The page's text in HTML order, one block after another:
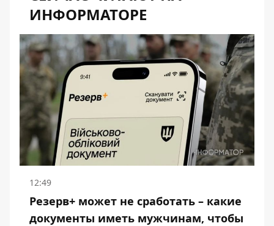
ИНФОРМАТОРЕ
12:49
Резерв+ может не сработать – какие
документы иметь мужчинам, чтобы